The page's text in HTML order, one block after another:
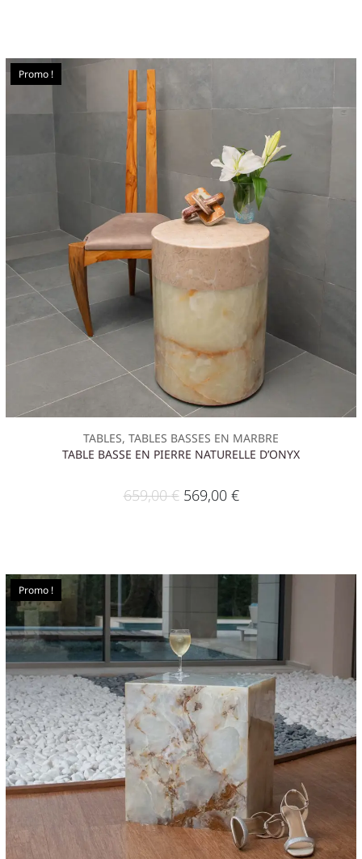
Promo !
TABLES, TABLES BASSES EN MARBRE
TABLE BASSE EN PIERRE NATURELLE D’ONYX
659,00€ 569,00 €
Promo !